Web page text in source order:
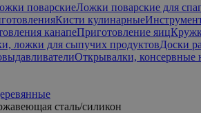
поварскиеЛожки поварские для
Кисти кулинарные
канапеПриготовление яиц
ложки для сыпучих продуктовДоски
Открывалки, консервные
сталь/силикон